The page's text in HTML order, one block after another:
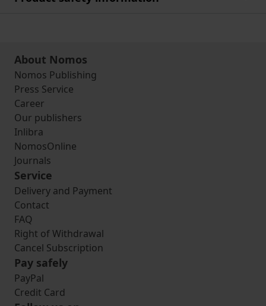
About Nomos
Nomos Publishing
Press Service
Career
Our publishers
Inlibra
NomosOnline
Journals
Service
Delivery and Payment
Contact
FAQ
Right of Withdrawal
Cancel Subscription
Pay safely
PayPal
Credit Card